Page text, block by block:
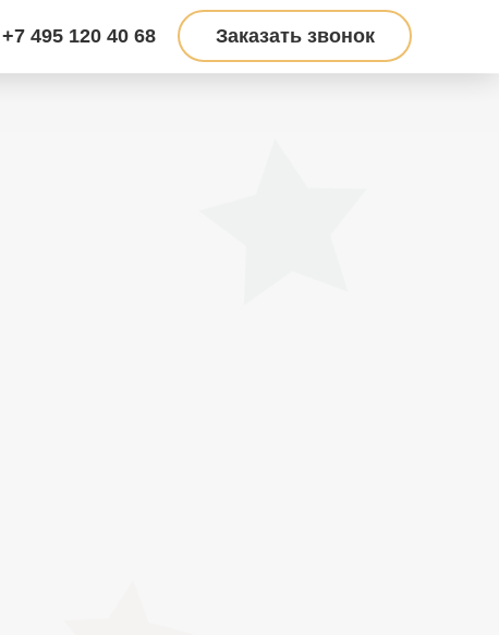
Заказать звонок
+7 495 120 40 68